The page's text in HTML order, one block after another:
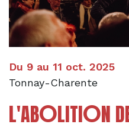
Du 9 au 11 oct. 2025
Tonnay-Charente
L'ABOLITION